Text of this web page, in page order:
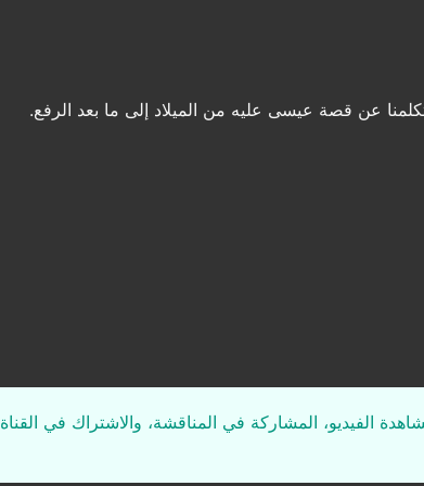
عن قصة عيسى عليه من الميلاد إلى ما بعد الرفع.
الفيديو، المشاركة في المناقشة، والاشتراك في